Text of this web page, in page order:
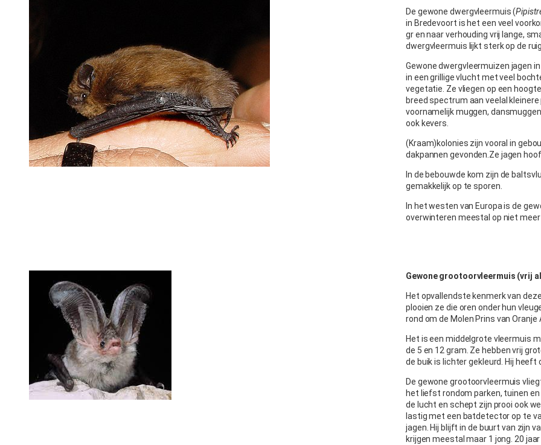
De gewone dwergvleermuis (
in Bredevoort is het een veel
gr en naar verhouding vrij lange,
dwergvleermuis lijkt sterk op de
Gewone dwergvleermuizen jagen
in een grillige vlucht met veel
vegetatie. Ze vliegen op een
breed spectrum aan veelal
voornamelijk muggen,
ook kevers.
(Kraam)kolonies zijn vooral in
dakpannen gevonden.Ze jagen
In de bebouwde kom zijn de
gemakkelijk op te sporen.
In het westen van Europa is de
overwinteren meestal op niet
Gewone grootoorvleermuis (vrij
Het opvallendste kenmerk van
plooien ze die oren onder hun
rond om de Molen Prins van
Het is een middelgrote vleermuis
de 5 en 12 gram. Ze hebben vrij
de buik is lichter gekleurd. Hij heeft
De gewone grootoorvleermuis
het liefst rondom parken, tuinen
de lucht en schept zijn prooi ook
lastig met een batdetector op te
jagen. Hij blijft in de buurt van zijn
krijgen meestal maar 1 jong. 20